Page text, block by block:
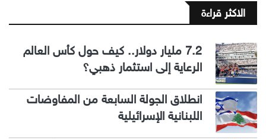
الاكثر قراءة
7.2 مليار دولار.. كيف حول كأس العالم
الرعاية إلى استثمار ذهبي؟
انطلاق الجولة السابعة من المفاوضات
اللبنانية الإسرائيلية